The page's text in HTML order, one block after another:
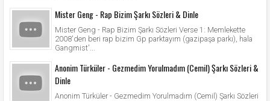
Mister Geng - Rap Bizim Şarkı Sözleri & Dinle
Mister Geng - Rap Bizim Şarkı Sözleri Verse 1: Memlekette
2008'den beri rap bizim Gp parktayım (gazipaşa parkı), hala
Gangmist'...
Anonim Türküler - Gezmedim Yorulmadım (Cemil) Şarkı Sözleri &
Dinle
Anonim Türküler - Gezmedim Yorulmadım (Cemil) Şarkı Sözleri